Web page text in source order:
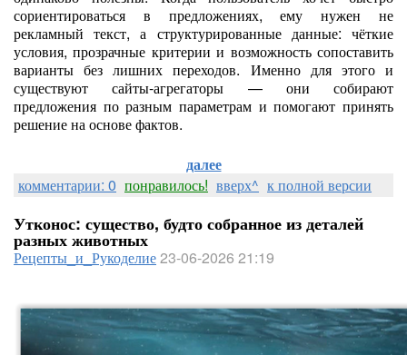
сориентироваться в предложениях, ему нужен не
рекламный текст, а структурированные данные: чёткие
условия, прозрачные критерии и возможность сопоставить
варианты без лишних переходов. Именно для этого и
существуют сайты-агрегаторы — они собирают
предложения по разным параметрам и помогают принять
решение на основе фактов.
далее
комментарии: 0 понравилось! вверх^ к полной версии
Утконос: существо, будто собранное из деталей
разных животных
Рецепты_и_Рукоделие23-06-2026 21:19